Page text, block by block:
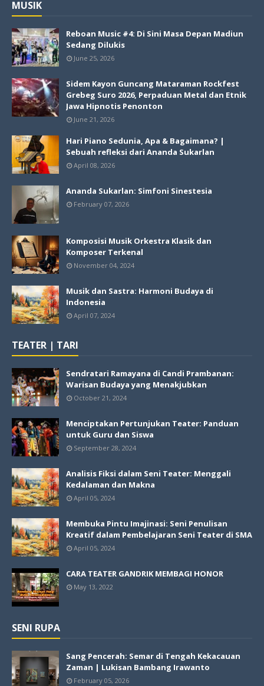
MUSIK
Reboan Music #4: Di Sini Masa Depan Madiun
Sedang Dilukis
June 25, 2026
Sidem Kayon Guncang Mataraman Rockfest
Grebeg Suro 2026, Perpaduan Metal dan Etnik
Jawa Hipnotis Penonton
June 21, 2026
Hari Piano Sedunia, Apa & Bagaimana? |
Sebuah refleksi dari Ananda Sukarlan
April 08, 2026
Ananda Sukarlan: Simfoni Sinestesia
February 07, 2026
Komposisi Musik Orkestra Klasik dan
Komposer Terkenal
November 04, 2024
Musik dan Sastra: Harmoni Budaya di
Indonesia
April 07, 2024
TEATER | TARI
Sendratari Ramayana di Candi Prambanan:
Warisan Budaya yang Menakjubkan
October 21, 2024
Menciptakan Pertunjukan Teater: Panduan
untuk Guru dan Siswa
September 28, 2024
Analisis Fiksi dalam Seni Teater: Menggali
Kedalaman dan Makna
April 05, 2024
Membuka Pintu Imajinasi: Seni Penulisan
Kreatif dalam Pembelajaran Seni Teater di SMA
April 05, 2024
CARA TEATER GANDRIK MEMBAGI HONOR
May 13, 2022
SENI RUPA
Sang Pencerah: Semar di Tengah Kekacauan
Zaman | Lukisan Bambang Irawanto
February 05, 2026